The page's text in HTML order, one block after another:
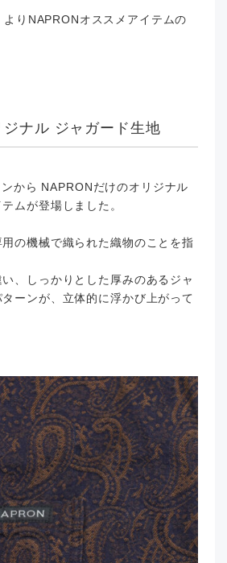
りNAPRONオススメアイテムの
ナル ジャガード生地
から NAPRONだけのオリジナル
ムが登場しました。
の機械で織られた織物のことを指
、しっかりとした厚みのあるジャ
ーンが、立体的に浮かび上がって